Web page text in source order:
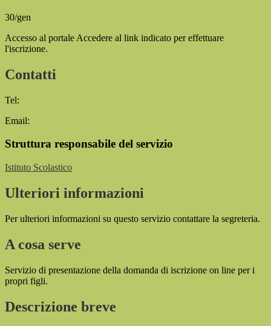
30/gen
Accesso al portale Accedere al link indicato per effettuare
l'iscrizione.
Contatti
Tel:
Email:
Struttura responsabile del servizio
Istituto Scolastico
Ulteriori informazioni
Per ulteriori informazioni su questo servizio contattare la segreteria.
A cosa serve
Servizio di presentazione della domanda di iscrizione on line per i
propri figli.
Descrizione breve